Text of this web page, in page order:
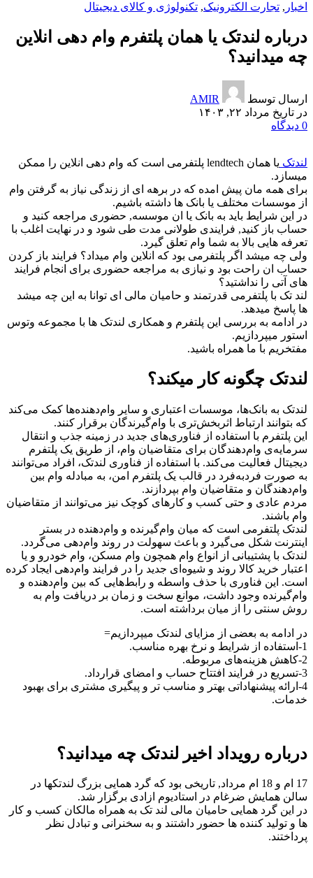
اخبار , تجارت الکترونیک, تکنولوژی و کالای دیجیتال
درباره لندتک یا همان پلتفرم وام دهی انلاین
چه میدانید؟
ارسال توسط
AMIR
در تاریخ مرداد ۲۲, ۱۴۰۳
0 دیدگاه
لندتک
یا همان lendtech پلتفرمی است که وام دهی انلاین را ممکن
میسازد.
برای همه مان پیش امده که در برهه ای از زندگی نیاز به گرفتن وام
از موسسات مختلف یا بانک ها داشته باشیم.
در این شرایط باید به بانک یا ان موسسه, حضوری مراجعه کنید و
حساب باز کنید, فرایندی طولانی مدت طی شود و در نهایت اغلب با
تعرفه هایی بالا به شما وام تعلق گیرد.
ولی چه میشد اگر پلتفرمی بود که انلاین وام میداد؟ فرایند باز کردن
حساب ان راحت بود و نیازی به مراجعه حضوری برای انجام فرایند
های آتی را نداشتید؟
لند تک با پلتفرمی قدرتمند و حامیان مالی ای توانا به این چه میشد
ها پاسخ میدهد.
در ادامه به بررسی این پلتفرم و همکاری لندتک ها با مجموعه وتوس
استور میپردازیم.
مفتخریم با ما همراه باشید.
لندتک چگونه کار میکند؟
لندتک به بانک‌ها، موسسات اعتباری و سایر وام‌دهنده‌ها کمک می‌کند
که بتوانند ارتباط اثربخش‌تری با وام‌‌گیرندگان برقرار کنند.
این پلتفرم با استفاده از فناوری‌های جدید در زمینه جذب و انتقال
سرمایه‌ی وام‌‌دهندگان برای متقاضیان وام، از طریق یک پلتفرم
دیجیتال فعالیت می‌کند. با استفاده از فناوری لندتک، افراد می‌توانند
به صورت فرد‌به‌فرد در قالب یک پلتفرم امن، به مبادله وام بین
وام‌دهندگان و متقاضیان وام بپردازند.
مردم عادی و حتی کسب و کارهای کوچک نیز می‌توانند از متقاضیان
وام باشند.
لندتک پلتفرمی است که میان وام‌گیرنده و وام‌دهنده در بستر
اینترنت شکل می‌گیرد و باعث سهولت در روند وام‌دهی می‌گردد.
لندتک با پشتیبانی از انواع وام همچون وام مسکن، وام خودرو و یا
اعتبار خرید کالا روند و شیوه‌ای جدید را در فرایند وام‌دهی ایجاد کرده
است. این فناوری با حذف واسطه و رابط‌هایی که بین وام‌دهنده و
وام‌گیرنده وجود داشت، موانع سخت و زمان بر دریافت وام به
روش سنتی را از میان برداشته است.
در ادامه به بعضی از مزایای لندتک میپردازیم=
1-استفاده از شرایط و نرخ بهره مناسب.
2-کاهش هزینه‌های مربوطه.
3-تسریع در فرایند افتتاح حساب و امضای قرارداد.
4-ارائه پیشنهاداتی بهتر و مناسب تر و پیگیری مشتری برای بهبود
خدمات.
درباره رویداد اخیر لندتک چه میدانید؟
17 ام و 18 ام مرداد, تاریخی بود که گرد همایی بزرگ لندتکها در
سالن همایش ضرغام در استادیوم ازادی برگزار شد.
در این گرد همایی حامیان مالی لند تک به همراه مالکان کسب و کار
ها و تولید کننده ها حضور داشتند و به سخنرانی و تبادل نظر
پرداختند.